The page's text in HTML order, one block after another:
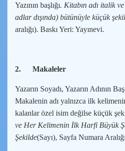
Yazının başlığı. Kitabın adı italik
adlar dışında) bütünüyle küçük
aralığı). Baskı Yeri: Yayınevi.
2. Makaleler
Yazarın Soyadı, Yazarın Adının
Makalenin adı yalnızca ilk
kalanlar özel isim değilse küçük
ve Her Kelimenin İlk Harfi Büyük
Şekilde(Sayı), Sayfa Numara